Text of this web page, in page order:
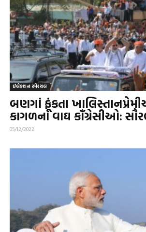
ઇલેક્શન સ્પેશ્યલ
બણગાં ફૂંકતા
કાગળના વાઘ કૉંગ્રેસીઓ:
05/12/2022